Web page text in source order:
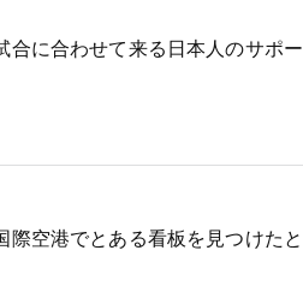
合に合わせて来る日本人のサポ
際空港でとある看板を見つけた